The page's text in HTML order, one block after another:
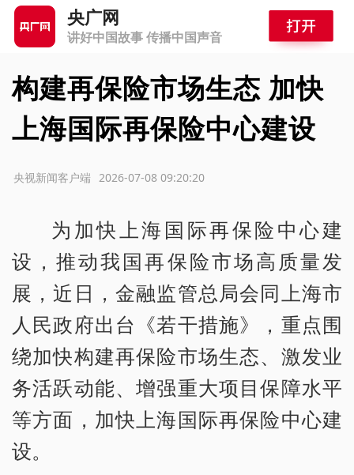
央广网
讲好中国故事 传播中国声音
构建再保险市场生态 加快
上海国际再保险中心建设
2026-07-08 09:20:20
央视新闻客户端
为加快上海国际再保险中心建
设，推动我国再保险市场高质量发
展，近日，金融监管总局会同上海市
人民政府出 台《若干措施》， 重点围
绕加快构建再保险市场生态、激发业
务活跃动能、增强重大项目保障水平
等方面，加快上海国际再保险中心建
设。